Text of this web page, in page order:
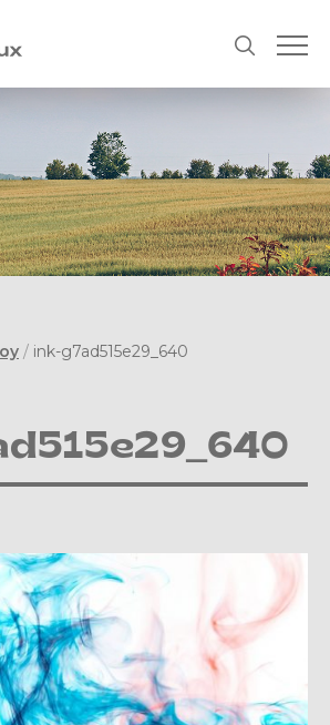
/ ink-g7ad515e29_640